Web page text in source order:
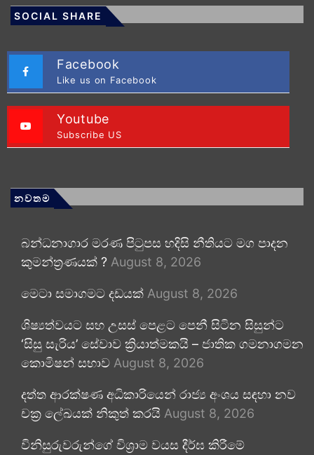
SOCIAL SHARE
Facebook
Like us on Facebook
Youtube
Subscribe US
නවතම
බන්ධනාගාර මරණ පිටුපස හදිසි නීතියට මග පාදන
කුමන්ත්‍රණයක් ? August 8, 2026
මෙටා සමාගමට දඩයක් August 8, 2026
ශිෂ්‍යත්වයට සහ උසස් පෙළට පෙනී සිටින සිසුන්ට
‘සිසු සැරිය’ සේවාව ක්‍රියාත්මකයි – ජාතික ගමනාගමන
කොමිෂන් සභාව August 8, 2026
දත්ත ආරක්ෂණ අධිකාරියෙන් රාජ්‍ය අංශය සඳහා නව
චක්‍ර ලේඛයක් නිකුත් කරයි August 8, 2026
විනිසුරුවරුන්ගේ විශ්‍රාම වයස දීර්ඝ කිරීමේ